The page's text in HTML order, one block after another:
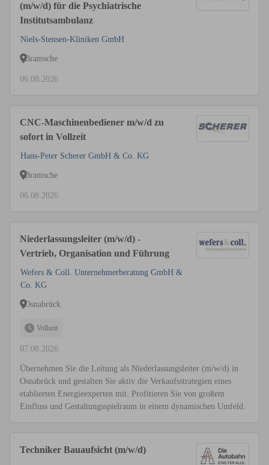
(m/w/d) für die Psychiatrische
Institutsambulanz
Niels-Stensen-Kliniken GmbH
Bramsche
06.08.2026
CNC-Maschinenbediener m/w/d zu
sofort in Vollzeit
Hans-Peter Scherer GmbH & Co. KG
Bramsche
06.08.2026
Niederlassungsleiter (m/w/d) -
Vertrieb, Organisation und Führung
Wefers & Coll. Unternehmerberatung GmbH &
Co. KG
Osnabrück
Vollzeit
07.08.2026
Übernehmen Sie die Leitung als Niederlassungsleiter (m/w/d) in
Osnabrück und gestalten Sie aktiv die Verkaufsstrategien eines
etablierten Energieexperten mit. Profitieren Sie von großem
Einfluss und Gestaltungsspielraum in einem dynamischen Umfeld.
Techniker Bauaufsicht (m/w/d)